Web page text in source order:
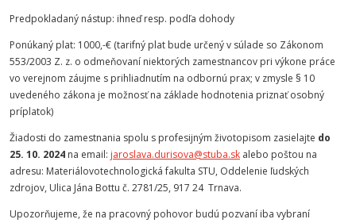
Predpokladaný nástup: ihneď resp. podľa dohody
Ponúkaný plat: 1000,-€ (tarifný plat bude určený v súlade so Zákonom
553/2003 Z. z. o odmeňovaní niektorých zamestnancov pri výkone práce
vo verejnom záujme s prihliadnutím na odbornú prax; v zmysle § 10
uvedeného zákona je možnosť na základe hodnotenia priznať osobný
príplatok)
Žiadosti do zamestnania spolu s profesijným životopisom zasielajte do
25. 10. 2024 na email: jaroslava.durisova@stuba.sk alebo poštou na
adresu: Materiálovotechnologická fakulta STU, Oddelenie ľudských
zdrojov, Ulica Jána Bottu č. 2781/25, 917 24 Trnava.
Upozorňujeme, že na pracovný pohovor budú pozvaní iba vybraní